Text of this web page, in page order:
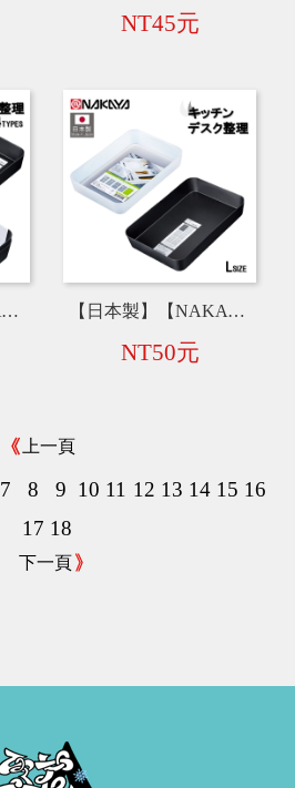
NT45元
【日本製】【NAKAYA】黑色抽屜收納盒【M】V194／【S】V195／【SS】V227／【XS】V226 【日本製】【NAKAYA】抽屜收納盒【半透明L】K301／【黑色L】V193
NT50元
上一頁
7 8 9 10 11 12 13 14 15 16
17 18
下一頁